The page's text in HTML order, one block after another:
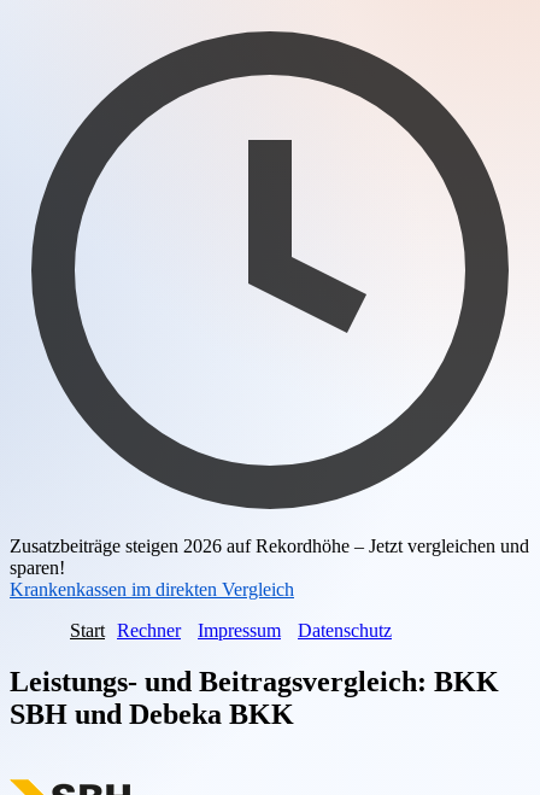
Zusatzbeiträge steigen 2026 auf Rekordhöhe – Jetzt vergleichen und
sparen!
Krankenkassen im direkten Vergleich
Start Rechner Impressum Datenschutz
Leistungs- und Beitragsvergleich: BKK
SBH und Debeka BKK